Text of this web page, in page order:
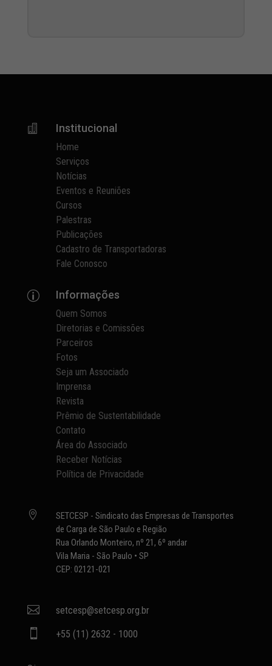
 Institucional
Home
Serviços
Notícias
Eventos e Reuniões
Cursos
Palestras
Publicações
Cadastro de Transportadoras
Fale Conosco
p Informações
Quem Somos
Diretorias e Comissões
Parceiros
Fotos
Seja um Associado
Imprensa
Revista
Prêmio de Sustentabilidade
Contato
Área do Associado
Receber Notícias
Política de Privacidade

SETCESP - Sindicato das Empresas de Transportes
de Carga de São Paulo e Região
Rua Orlando Monteiro, nº 21, 6º andar
Vila Maria - São Paulo • SP
CEP: 02121-021
 setcesp@setcesp.org.br
 +55 (11) 2632 - 1000